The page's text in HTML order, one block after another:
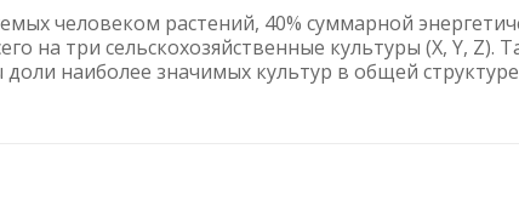
человеком растений, 40% суммарной
на три сельскохозяйственные культуры (X, Y,
наиболее значимых культур в общей